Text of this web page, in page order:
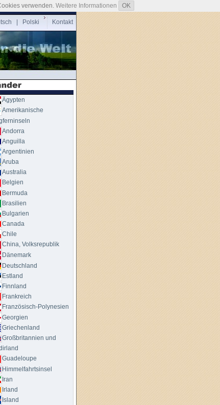
| Polski Kontakt
Ägypten
Amerikanische
Andorra
Anguilla
Argentinien
Aruba
Australia
Belgien
Bermuda
Brasilien
Bulgarien
Canada
Chile
China, Volksrepublik
Dänemark
Deutschland
Estland
Finnland
Frankreich
Französisch-Polynesien
Georgien
Griechenland
Großbritannien und
Guadeloupe
Himmelfahrtsinsel
Iran
Irland
Island
verwenden. Weitere Informationen OK